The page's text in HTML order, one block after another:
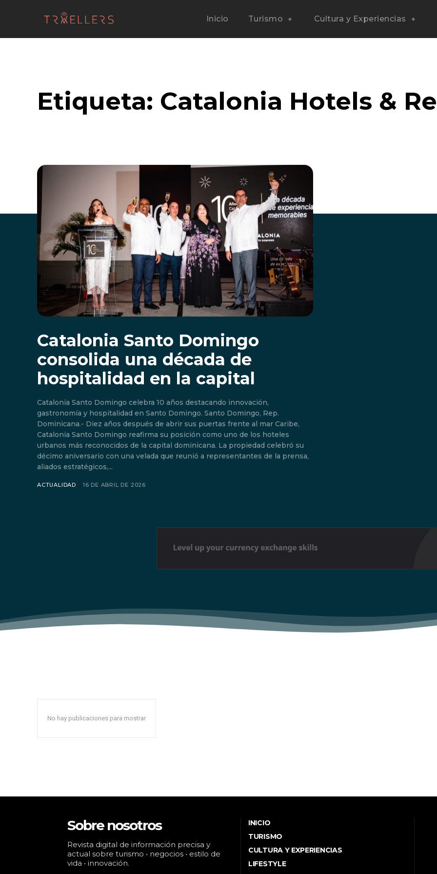
Don't miss out!
Inicio Turismo Cultura y Experiencias
Etiqueta: Catalonia Hotels &
Catalonia Santo Domingo
consolida una década de
hospitalidad en la capital
Catalonia Santo Domingo celebra 10 años destacando innovación,
gastronomía y hospitalidad en Santo Domingo. Santo Domingo, Rep.
Dominicana.- Diez años después de abrir sus puertas frente al mar Caribe,
Catalonia Santo Domingo reafirma su posición como uno de los hoteles
urbanos más reconocidos de la capital dominicana. La propiedad celebró su
décimo aniversario con una velada que reunió a representantes de la prensa,
aliados estratégicos,...
ACTUALIDAD 16 DE ABRIL DE 2026
No hay publicaciones para mostrar
Sobre nosotros
Revista digital de información precisa y
actual sobre turismo • negocios • estilo de
vida • innovación.
INICIO
TURISMO
CULTURA Y EXPERIENCIAS
LIFESTYLE